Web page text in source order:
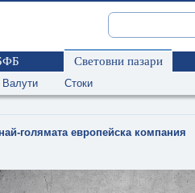
Световни пазари
Валути Стоки
голямата европейска компания